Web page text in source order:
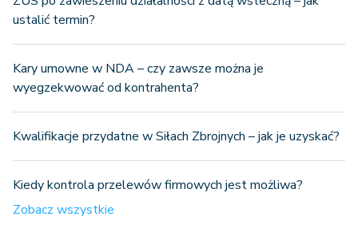
ustalić termin?
Kary umowne w NDA – czy zawsze można je
wyegzekwować od kontrahenta?
Kwalifikacje przydatne w Siłach Zbrojnych – jak je uzyskać?
Kiedy kontrola przelewów firmowych jest możliwa?
Zobacz wszystkie